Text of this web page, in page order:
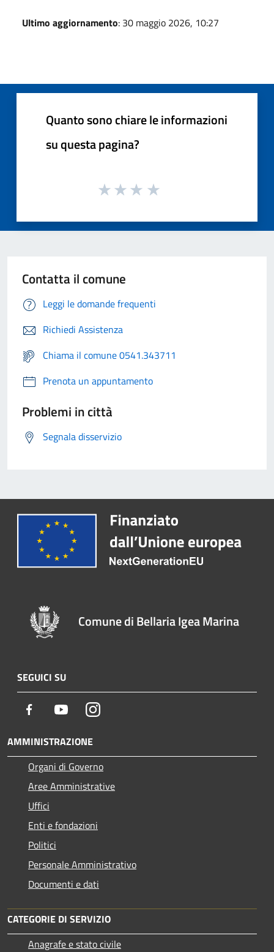
Ultimo aggiornamento: 30 maggio 2026, 10:27
Quanto sono chiare le informazioni
su questa pagina?
Contatta il comune
Leggi le domande frequenti
Richiedi Assistenza
Chiama il comune 0541.343711
Prenota un appuntamento
Problemi in città
Segnala disservizio
Comune di Bellaria Igea Marina
SEGUICI SU
Facebook YoutubeInstagram
AMMINISTRAZIONE
Organi di Governo
Aree Amministrative
Uffici
Enti e fondazioni
Politici
Personale Amministrativo
Documenti e dati
CATEGORIE DI SERVIZIO
Anagrafe e stato civile